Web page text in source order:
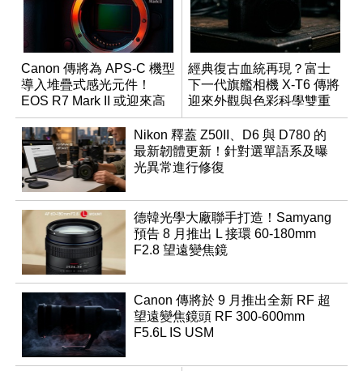
Canon 傳將為 APS-C 機型
導入堆疊式感光元件！
EOS R7 Mark II 或迎來高
速讀出升級
經典復古血統再現？富士
下一代旗艦相機 X-T6 傳將
迎來外觀與色彩科學雙重
優化
Nikon 釋蓋 Z50II、D6 與 D780 的
最新韌體更新！針對選單語系及曝
光異常進行修復
德韓光學大廠聯手打造！Samyang
預告 8 月推出 L 接環 60-180mm
F2.8 望遠變焦鏡
Canon 傳將於 9 月推出全新 RF 超
望遠變焦鏡頭 RF 300-600mm
F5.6L IS USM